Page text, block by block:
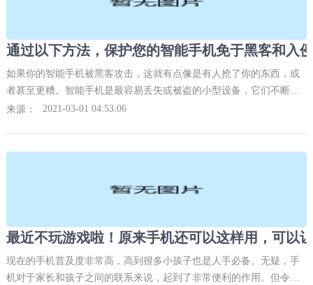
如果你的智能手机被黑客攻击，这就有点像是有人抢了你的东西，或
者甚至更糟。智能手机是最容易丢失或被盗的小型设备，它们不断在
线发送和接收信号，因此它们始终是犯罪分子的目标。
来源： 2021-03-01 04:53:06
现在的手机普及度非常高，高到很多小孩子也是人手必备。无疑，手
机对于家长和孩子之间的联系来说，起到了非常便利的作用。但令还